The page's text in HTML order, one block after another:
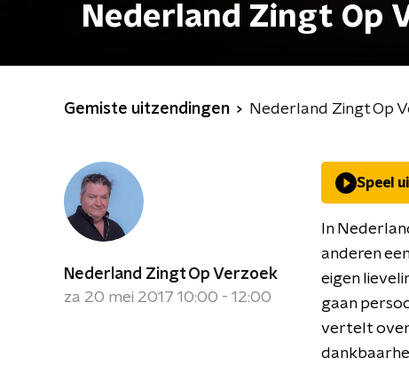
Nederland Zingt Op
Gemiste uitzendingen Nederland Zingt Op
Nederland Zingt Op Verzoek
za 20 mei 2017 10:00 - 12:00
Speel
In
anderen
eigen
gaan
vertelt over